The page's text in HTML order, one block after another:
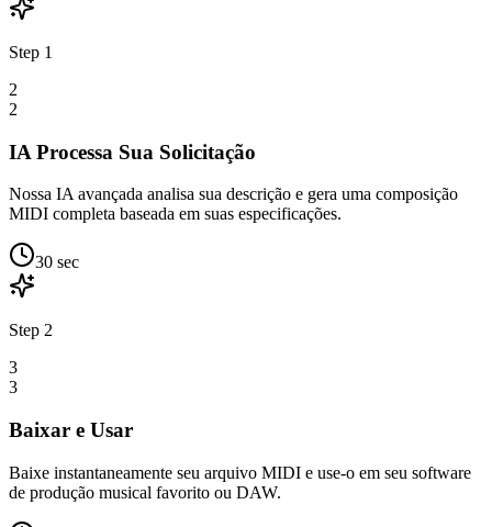
Step 1
2
2
IA Processa Sua Solicitação
Nossa IA avançada analisa sua descrição e gera uma composição
MIDI completa baseada em suas especificações.
30 sec
Step 2
3
3
Baixar e Usar
Baixe instantaneamente seu arquivo MIDI e use-o em seu software
de produção musical favorito ou DAW.